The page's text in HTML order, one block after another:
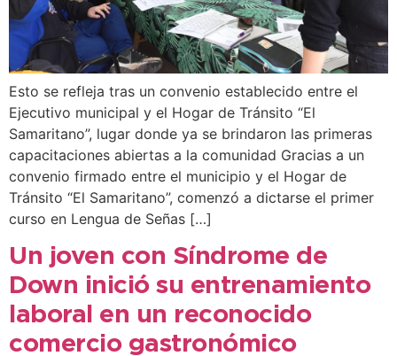
Esto se refleja tras un convenio establecido entre el
Ejecutivo municipal y el Hogar de Tránsito “El
Samaritano”, lugar donde ya se brindaron las primeras
capacitaciones abiertas a la comunidad Gracias a un
convenio firmado entre el municipio y el Hogar de
Tránsito “El Samaritano”, comenzó a dictarse el primer
curso en Lengua de Señas […]
Un joven con Síndrome de
Down inició su entrenamiento
laboral en un reconocido
comercio gastronómico